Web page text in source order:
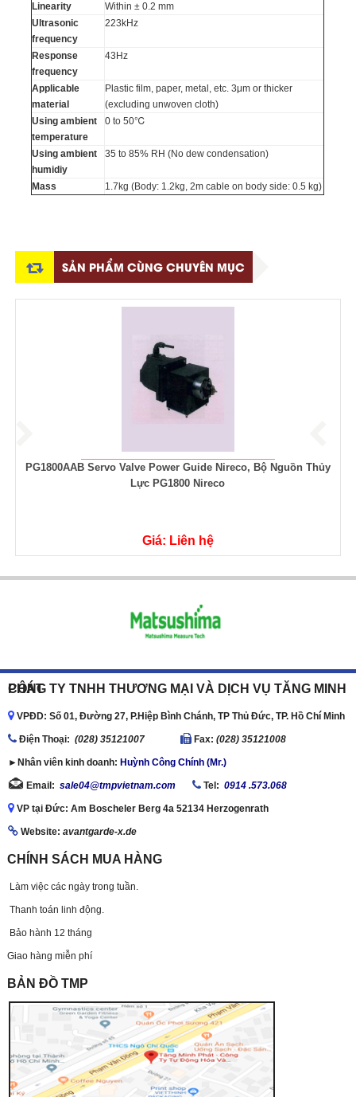
Linearity
Within ± 0.2 mm
Ultrasonic
frequency
223kHz
Response
frequency
43Hz
Applicable
material
Plastic film, paper, metal, etc. 3μm or thicker
(excluding unwoven cloth)
Using ambient
temperature
0 to 50℃
Using ambient
humidiy
35 to 85% RH (No dew condensation)
Mass 1.7kg (Body: 1.2kg, 2m cable on body side: 0.5 kg)
SẢN PHẨM CÙNG CHUYÊN MỤC
PG1800AAB Servo Valve Power Guide Nireco, Bộ Nguồn Thủy
Lực PG1800 Nireco
Giá: Liên hệ
CÔNG TY TNHH THƯƠNG MẠI VÀ DỊCH VỤ TĂNG MINH PHÁT
VPĐD: Số 01, Đường 27, P.Hiệp Bình Chánh, TP Thủ Đức, TP. Hồ Chí Minh
Ðiện Thoại: (028) 35121007 Fax: (028) 35121008
►Nhân viên kinh doanh: Huỳnh Công Chính (Mr.)
Email: sale04@tmpvietnam.com Tel: 0914 .573.068
VP tại Đức: Am Boscheler Berg 4a 52134 Herzogenrath
Website: avantgarde-x.de
CHÍNH SÁCH MUA HÀNG
Làm việc các ngày trong tuần.
Thanh toán linh động.
Bảo hành 12 tháng
Giao hàng miễn phí
BẢN ĐỒ TMP